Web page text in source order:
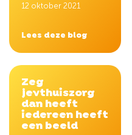
12 oktober 2021
Lees deze blog
Zeg
jevthuiszorg
dan heeft
iedereen heeft
een beeld